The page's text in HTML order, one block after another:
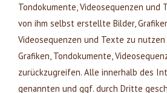
Tondokumente, Videosequenzen und
von ihm selbst erstellte Bilder,
Videosequenzen und Texte zu
Grafiken, Tondokumente,
zurückzugreifen. Alle innerhalb des
genannten und ggf. durch Dritte